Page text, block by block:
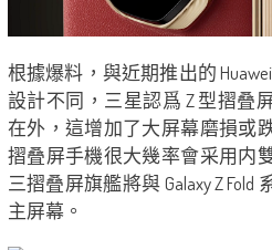
根據爆料，與近期推出的
設計不同，三星認爲 Z 型摺叠
在外，這增加了大屏幕磨損或
摺叠屏手機很大幾率會采用内
三摺叠屏旗艦將與 Galaxy Z
主屏幕。